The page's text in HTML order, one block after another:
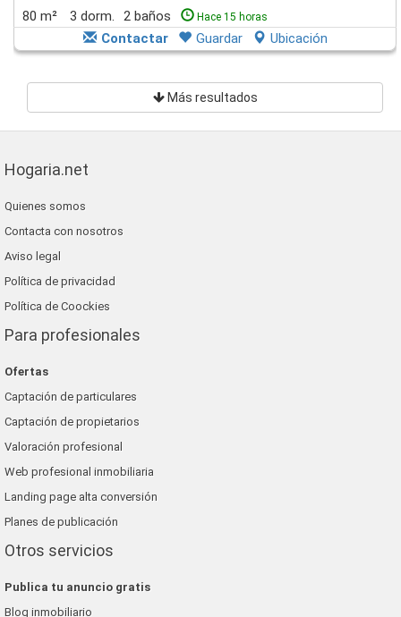
80 m² 3 dorm. 2 baños Hace 15 horas
Contactar Guardar Ubicación
Más resultados
Hogaria.net
Quienes somos
Contacta con nosotros
Aviso legal
Política de privacidad
Política de Coockies
Para profesionales
Ofertas
Captación de particulares
Captación de propietarios
Valoración profesional
Web profesional inmobiliaria
Landing page alta conversión
Planes de publicación
Otros servicios
Publica tu anuncio gratis
Blog inmobiliario